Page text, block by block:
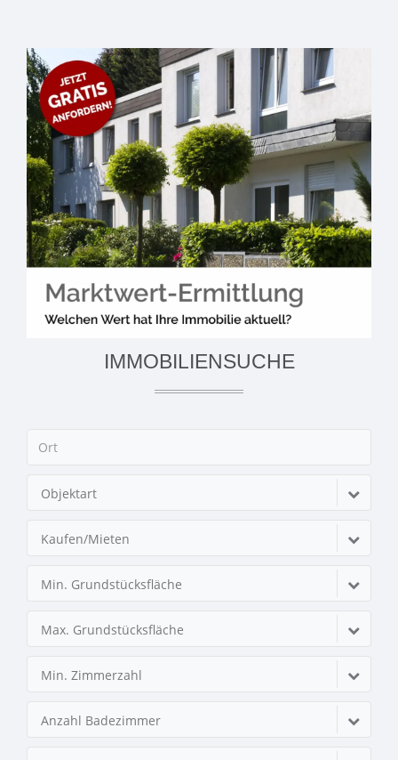
IMMOBILIENSUCHE
Objektart
Kaufen/Mieten
Min. Grundstücksfläche
Max. Grundstücksfläche
Min. Zimmerzahl
Anzahl Badezimmer